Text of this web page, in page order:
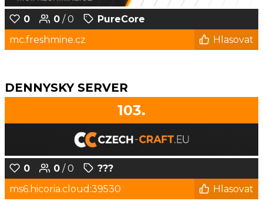
0 0 / 0
PureCore
mc.freshmine.cz
Hlasovat
DENNYSKY SERVER
103.
0 0 / 0
???
ms6.hicoria.cloud:39530
Hlasovat